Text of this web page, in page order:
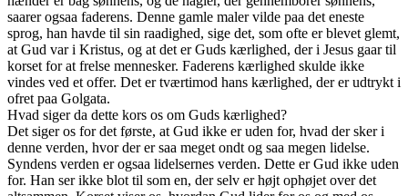
saarer ogsaa faderens. Denne gamle maler vilde paa det eneste
sprog, han havde til sin raadighed, sige det, som ofte er blevet glemt,
at Gud var i Kristus, og at det er Guds kærlighed, der i Jesus gaar til
korset for at frelse mennesker. Faderens kærlighed skulde ikke
vindes ved et offer. Det er tværtimod hans kærlighed, der er udtrykt i
ofret paa Golgata.
Hvad siger da dette kors os om Guds kærlighed?
Det siger os for det første, at Gud ikke er uden for, hvad der sker i
denne verden, hvor der er saa meget ondt og saa megen lidelse.
Syndens verden er ogsaa lidelsernes verden. Dette er Gud ikke uden
for. Han ser ikke blot til som en, der selv er højt ophøjet over det